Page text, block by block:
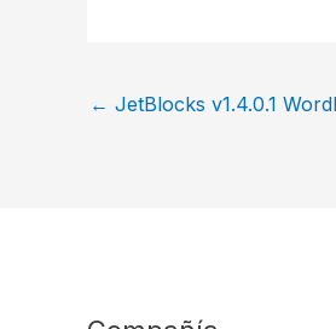
← JetBlocks v1.4.0.1